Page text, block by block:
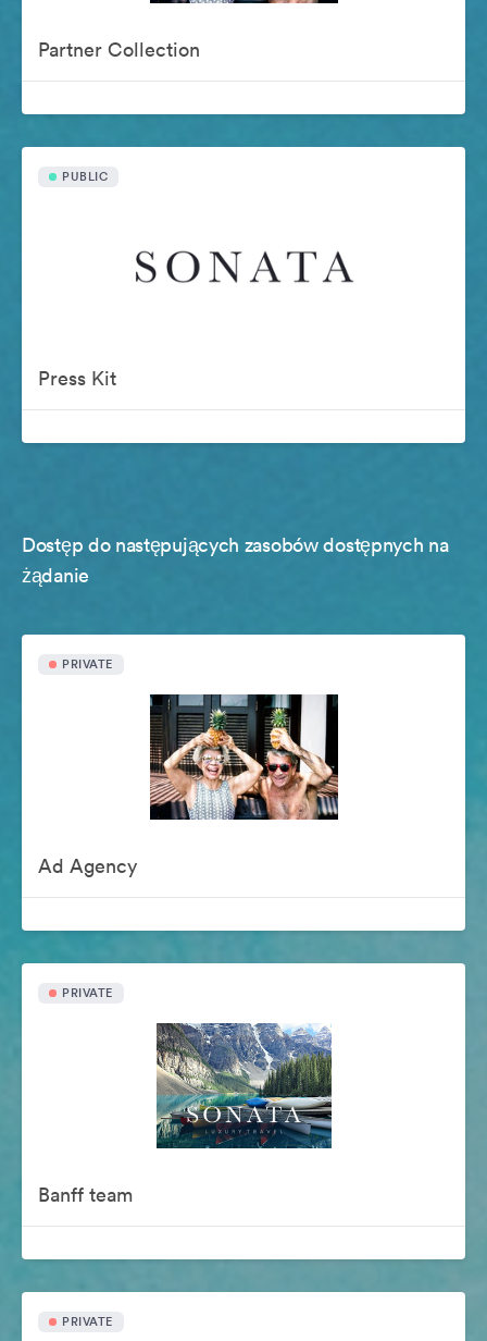
Partner Collection
PUBLIC
Press Kit
Dostęp do następujących zasobów dostępnych na
żądanie
PRIVATE
Ad Agency
PRIVATE
Banff team
PRIVATE